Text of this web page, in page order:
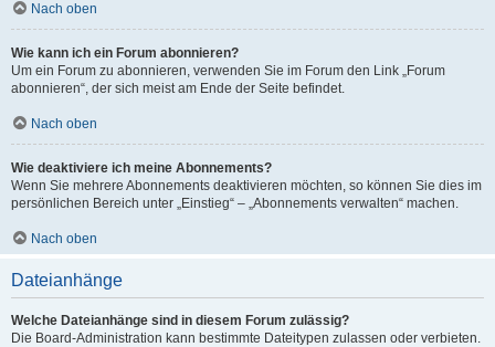
Nach oben
Wie kann ich ein Forum abonnieren?
Um ein Forum zu abonnieren, verwenden Sie im Forum den Link „Forum
abonnieren“, der sich meist am Ende der Seite befindet.
Nach oben
Wie deaktiviere ich meine Abonnements?
Wenn Sie mehrere Abonnements deaktivieren möchten, so können Sie dies im
persönlichen Bereich unter „Einstieg“ – „Abonnements verwalten“ machen.
Nach oben
Dateianhänge
Welche Dateianhänge sind in diesem Forum zulässig?
Die Board-Administration kann bestimmte Dateitypen zulassen oder verbieten.